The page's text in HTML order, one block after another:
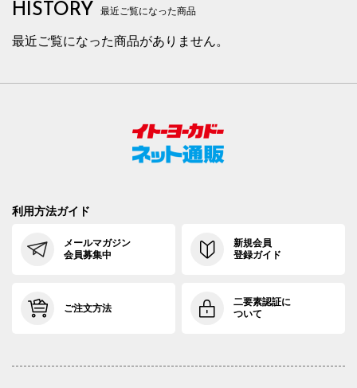
HISTORY 最近ご覧になった商品
最近ご覧になった商品がありません。
利用方法ガイド
メールマガジン
会員募集中
新規会員
登録ガイド
ご注文方法
二要素認証に
ついて